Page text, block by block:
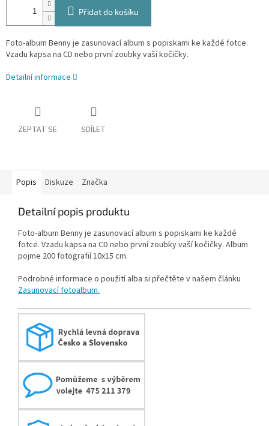
Přidat do košíku
Foto-album Benny je zasunovací album s popiskami ke každé fotce.
Vzadu kapsa na CD nebo první zoubky vaší kočičky.
Detailní informace
ZEPTAT SE SDÍLET
Popis Diskuze Značka
Detailní popis produktu
Foto-album Benny je zasunovací album s popiskami ke každé
fotce. Vzadu kapsa na CD nebo první zoubky vaší kočičky. Album
pojme 200 fotografií 10x15 cm.
Podrobné informace o použití alba si přečtěte v našem článku
Zasunovací fotoalbum.